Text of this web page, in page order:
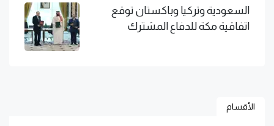
السعودية وتركيا وباكستان توقع
اتفاقية مكة للدفاع المشترك
الأقسام